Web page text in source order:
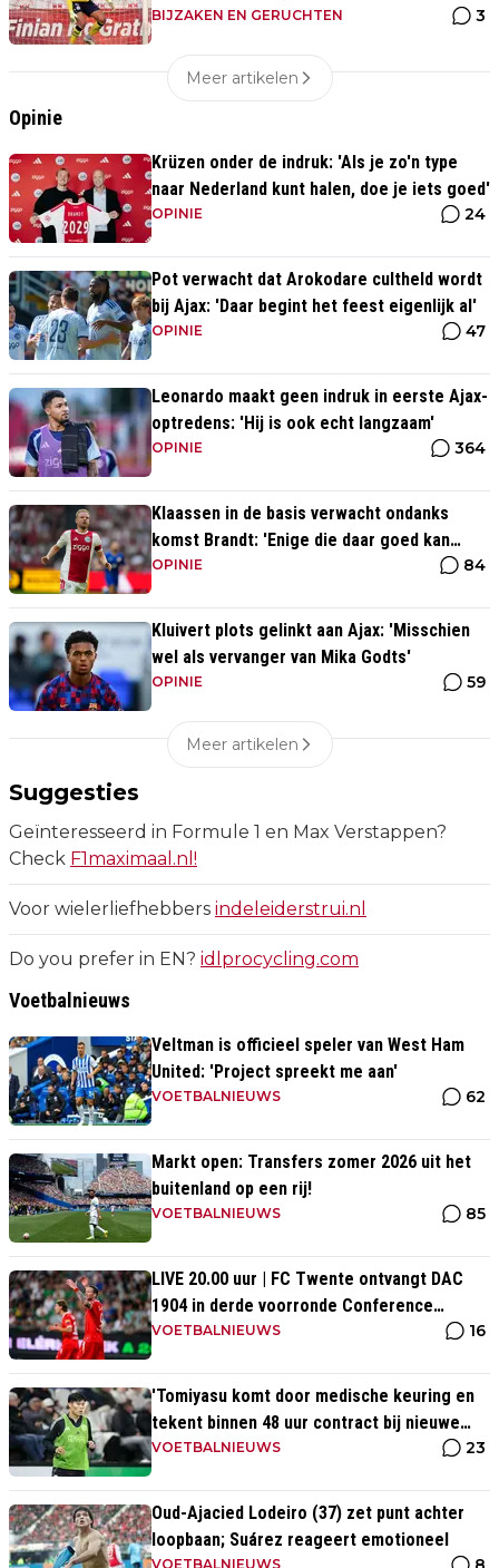
héél Iers'
BIJZAKEN EN GERUCHTEN 3
Meer artikelen
Opinie
Krüzen onder de indruk: 'Als je zo'n type
naar Nederland kunt halen, doe je iets goed'
OPINIE 24
Pot verwacht dat Arokodare cultheld wordt
bij Ajax: 'Daar begint het feest eigenlijk al'
OPINIE 47
Leonardo maakt geen indruk in eerste Ajax-
optredens: 'Hij is ook echt langzaam'
OPINIE 364
Klaassen in de basis verwacht ondanks
komst Brandt: 'Enige die daar goed kan
spelen'
OPINIE 84
Kluivert plots gelinkt aan Ajax: 'Misschien
wel als vervanger van Mika Godts'
OPINIE 59
Meer artikelen
Suggesties
Geïnteresseerd in Formule 1 en Max Verstappen?
Check F1maximaal.nl!
Voor wielerliefhebbers indeleiderstrui.nl
Do you prefer in EN? idlprocycling.com
Voetbalnieuws
Veltman is officieel speler van West Ham
United: 'Project spreekt me aan'
VOETBALNIEUWS 62
Markt open: Transfers zomer 2026 uit het
buitenland op een rij!
VOETBALNIEUWS 85
LIVE 20.00 uur | FC Twente ontvangt DAC
1904 in derde voorronde Conference
League
VOETBALNIEUWS 16
'Tomiyasu komt door medische keuring en
tekent binnen 48 uur contract bij nieuwe
club'
VOETBALNIEUWS 23
Oud-Ajacied Lodeiro (37) zet punt achter
loopbaan; Suárez reageert emotioneel
VOETBALNIEUWS